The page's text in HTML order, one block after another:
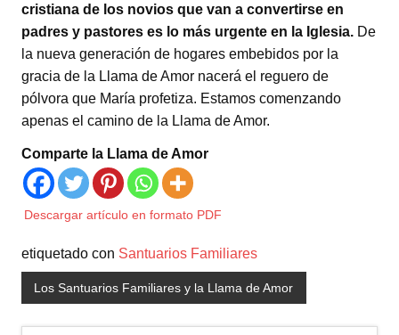
cristiana de los novios que van a convertirse en
padres y pastores es lo más urgente en la Iglesia. De
la nueva generación de hogares embebidos por la
gracia de la Llama de Amor nacerá el reguero de
pólvora que María profetiza. Estamos comenzando
apenas el camino de la Llama de Amor.
Comparte la Llama de Amor
Descargar artículo en formato PDF
etiquetado con Santuarios Familiares
Los Santuarios Familiares y la Llama de Amor